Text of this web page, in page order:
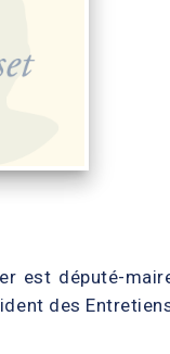
est député-
des